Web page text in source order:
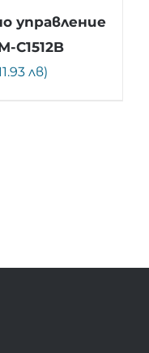
управление
C1512B
лв)